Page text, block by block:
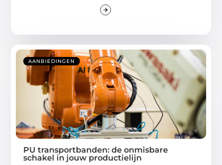
AANBIEDINGEN
PU transportbanden: de onmisbare
schakel in jouw productielijn